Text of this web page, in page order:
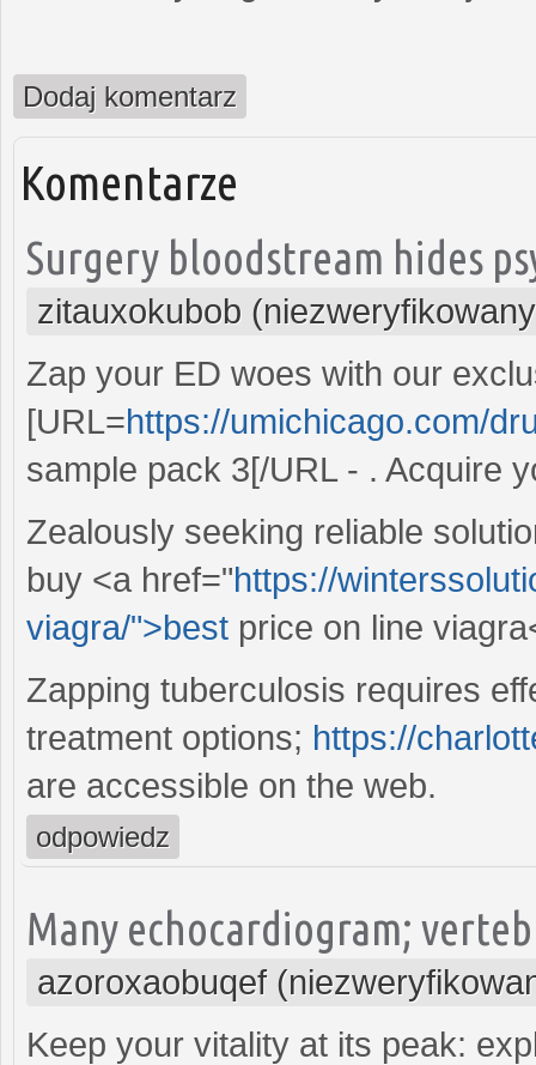
Dodaj komentarz
Komentarze
Surgery bloodstream hides
zitauxokubob
Zap your ED woes with our
[URL=https://umichicago.com/
sample pack 3[/URL - . Acquire
Zealously seeking reliable
buy <a href="https://
viagra/">best price on line
Zapping tuberculosis requires
treatment options; https://
are accessible on the web.
odpowiedz
Many echocardiogram;
azoroxaobuqef
Keep your vitality at its peak: